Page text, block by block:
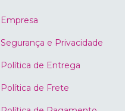
Empresa
Segurança e Privacidade
Política de Entrega
Política de Frete